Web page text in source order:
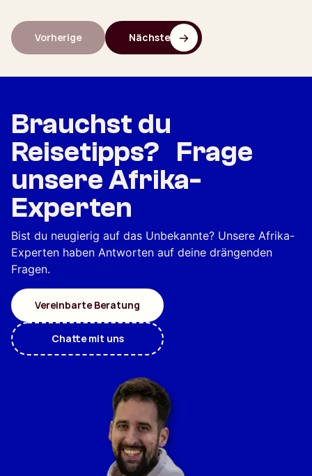
Vorherige Nächste
Brauchst du
Reisetipps? Frage
unsere Afrika-
Experten
Bist du neugierig auf das Unbekannte? Unsere Afrika-
Experten haben Antworten auf deine drängenden
Fragen.
Vereinbarte Beratung
Chatte mit uns